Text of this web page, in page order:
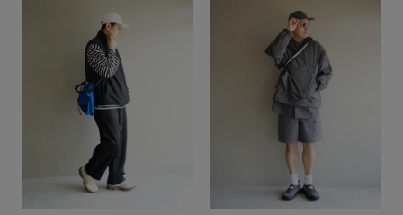
予約商品
セール価格 WEB限定
在庫あり 在庫なし含む